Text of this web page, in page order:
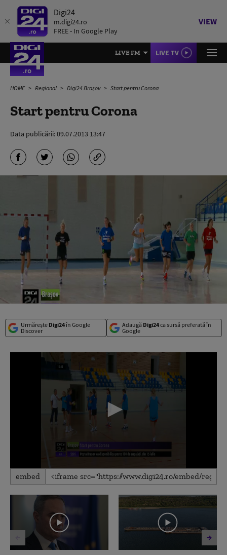
Digi24
m.digi24.ro
FREE - In Google Play
VIEW
LIVE FM LIVE TV
HOME Regional Digi24 Brașov Start pentru Corona
Start pentru Corona
Data publicării:09.07.2013 13:47
Urmărește Digi24în Google
Discover
Adaugă Digi24ca sursă preferată în
Google
0
seconds
1
minute,
seconds
embed